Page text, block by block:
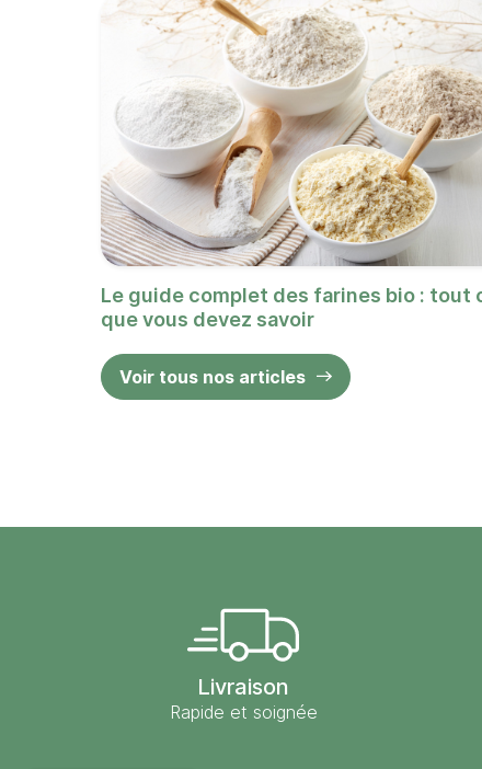
Le guide complet des farines bio : tout
que vous devez savoir
Voir tous nos articles
Livraison
Rapide et soignée